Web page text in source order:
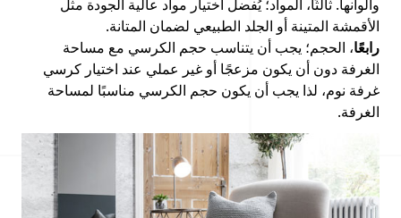
وألوانها. ثالثًا، المواد؛ يُفضل اختيار مواد عالية الجودة مثل
الأقمشة المتينة أو الجلد الطبيعي لضمان المتانة.
رابعًا، الحجم؛ يجب أن يتناسب حجم الكرسي مع مساحة
الغرفة دون أن يكون مزعجًا أو غير عملي عند اختيار كرسي
غرفة نوم، لذا يجب أن يكون حجم الكرسي مناسبًا لمساحة
الغرفة.